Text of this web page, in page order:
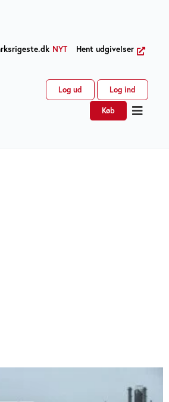
NYT Hent udgivelser
Log ud Log ind
Køb